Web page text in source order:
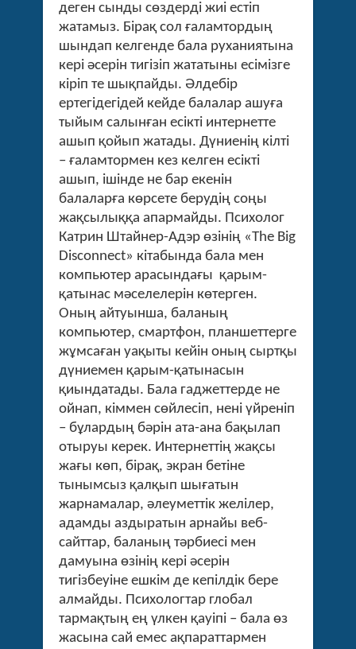
деген сынды сөздерді жиі естіп
жатамыз. Бірақ сол ғаламтордың
шындап келгенде бала руханиятына
кері әсерін тигізіп жататыны есімізге
кіріп те шықпайды. Әлдебір
ертегідегідей кейде балалар ашуға
тыйым салынған есікті интернетте
ашып қойып жатады. Дүниенің кілті
– ғаламтормен кез келген есікті
ашып, ішінде не бар екенін
балаларға көрсете берудің соңы
жақсылыққа апармайды. Психолог
Катрин Штайнер-Адэр өзінің «The Big
Disconnect» кітабында бала мен
компьютер арасындағы қарым-
қатынас мәселелерін көтерген.
Оның айтуынша, баланың
компьютер, смартфон, планшеттерге
жұмсаған уақыты кейін оның сыртқы
дүниемен қарым-қатынасын
қиындатады. Бала гаджеттерде не
ойнап, кіммен сөйлесіп, нені үйреніп
– бұлардың бәрін ата-ана бақылап
отыруы керек. Интернеттің жақсы
жағы көп, бірақ, экран бетіне
тынымсыз қалқып шығатын
жарнамалар, әлеуметтік желілер,
адамды аздыратын арнайы веб-
сайттар, баланың тәрбиесі мен
дамуына өзінің кері әсерін
тигізбеуіне ешкім де кепілдік бере
алмайды. Психологтар глобал
тармақтың ең үлкен қауіпі – бала өз
жасына сай емес ақпараттармен